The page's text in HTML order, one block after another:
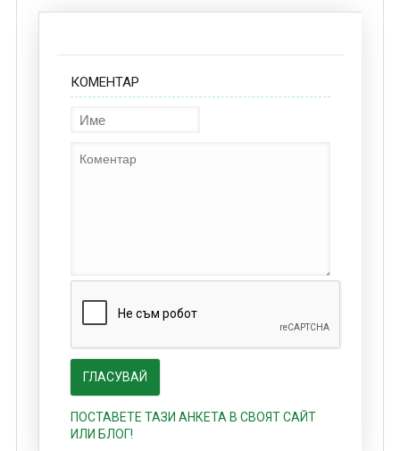
КОМЕНТАР
ПОСТАВЕТЕ ТАЗИ АНКЕТА В СВОЯТ САЙТ
ИЛИ БЛОГ!